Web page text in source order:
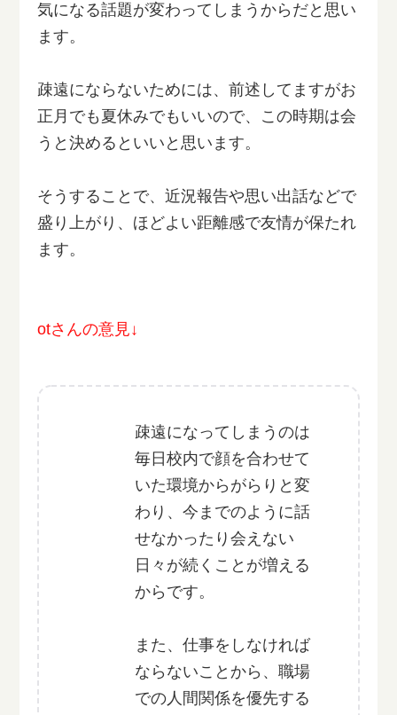
気になる話題が変わってしまうからだと思い
ます。
疎遠にならないためには、前述してますがお
正月でも夏休みでもいいので、この時期は会
うと決めるといいと思います。
そうすることで、近況報告や思い出話などで
盛り上がり、ほどよい距離感で友情が保たれ
ます。
otさんの意見↓
疎遠になってしまうのは
毎日校内で顔を合わせて
いた環境からがらりと変
わり、今までのように話
せなかったり会えない
日々が続くことが増える
からです。
また、仕事をしなければ
ならないことから、職場
での人間関係を優先する